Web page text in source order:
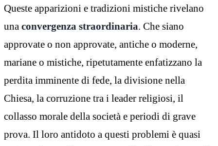
Queste apparizioni e tradizioni mistiche rivelano
una convergenza straordinaria. Che siano
approvate o non approvate, antiche o moderne,
mariane o mistiche, ripetutamente enfatizzano la
perdita imminente di fede, la divisione nella
Chiesa, la corruzione tra i leader religiosi, il
collasso morale della società e periodi di grave
prova. Il loro antidoto a questi problemi è quasi